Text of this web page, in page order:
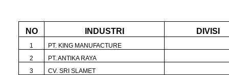
NO INDUSTRI DIVISI
1
PT. KING MANUFACTURE
2
PT. ANTIKA RAYA
3
CV. SRI SLAMET